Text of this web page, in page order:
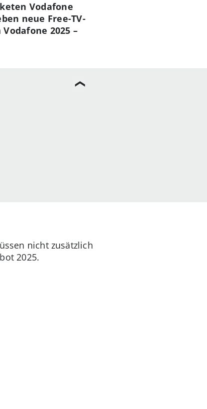
Vodafone
neue Free-TV-
2025 –
nicht zusätzlich
2025.